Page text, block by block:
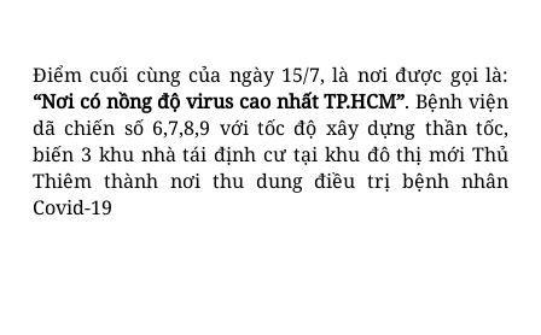
Điểm cuối cùng của ngày 15/7, là nơi được gọi là:
“Nơi có nồng độ virus cao nhất TP.HCM”. Bệnh viện
dã chiến số 6,7,8,9 với tốc độ xây dựng thần tốc,
biến 3 khu nhà tái định cư tại khu đô thị mới Thủ
Thiêm thành nơi thu dung điều trị bệnh nhân
Covid-19